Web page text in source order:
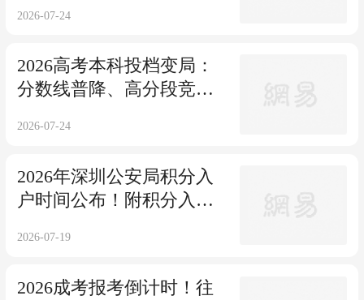
户整理！
2026-07-24
2026高考本科投档变局：
分数线普降、高分段竞争
2026-07-24
2026年深圳公安局积分入
户时间公布！附积分入户
2026-07-19
2026成考报考倒计时！往